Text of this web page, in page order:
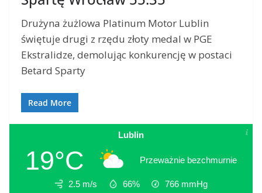
Drużyna żużlowa Platinum Motor Lublin
świętuje drugi z rzędu złoty medal w PGE
Ekstralidze, demolując konkurencję w postaci
Betard Sparty
Read More
Lublin
19°C Przeważnie bezchmurnie
2.5 m/s 66% 766 mmHg